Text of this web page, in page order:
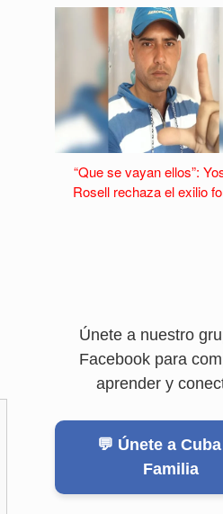
“Que se vayan ellos”:
Rosell rechaza el exilio
Únete a nuestro
Facebook para
aprender y
💬 Únete a
Familia